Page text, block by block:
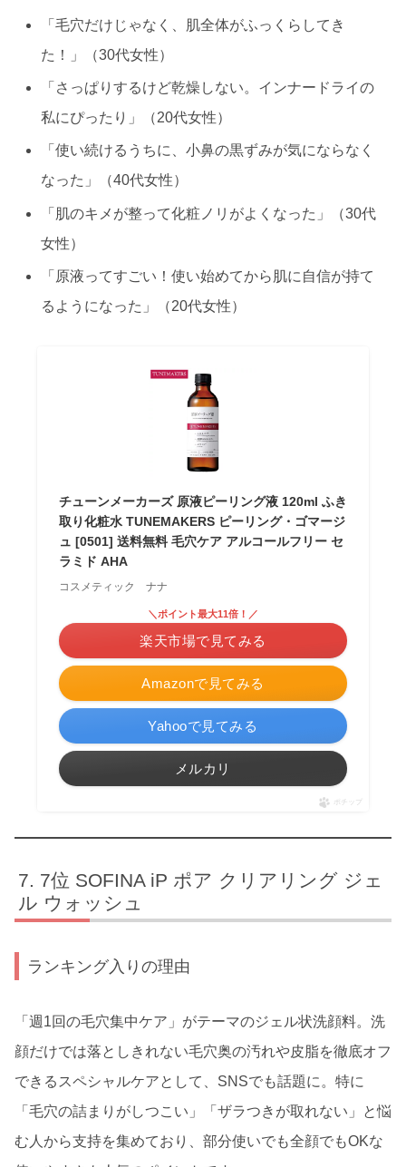
「毛穴だけじゃなく、肌全体がふっくらしてき
た！」（30代女性）
「さっぱりするけど乾燥しない。インナードライの
私にぴったり」（20代女性）
「使い続けるうちに、小鼻の黒ずみが気にならなく
なった」（40代女性）
「肌のキメが整って化粧ノリがよくなった」（30代
女性）
「原液ってすごい！使い始めてから肌に自信が持て
るようになった」（20代女性）
チューンメーカーズ 原液ピーリング液 120ml ふき
取り化粧水 TUNEMAKERS ピーリング・ゴマージ
ュ [0501] 送料無料 毛穴ケア アルコールフリー セ
ラミド AHA
コスメティック ナナ
Amazonで見てみる
＼ポイント最大11倍！／
楽天市場で見てみる
Yahooで見てみる
メルカリ
ポチップ
7位 SOFINA iP ポア クリアリング ジェ
ル ウォッシュ
ランキング入りの理由
「週1回の毛穴集中ケア」がテーマのジェル状洗顔料。洗
顔だけでは落としきれない毛穴奥の汚れや皮脂を徹底オフ
できるスペシャルケアとして、SNSでも話題に。特に
「毛穴の詰まりがしつこい」「ザラつきが取れない」と悩
む人から支持を集めており、部分使いでも全顔でもOKな